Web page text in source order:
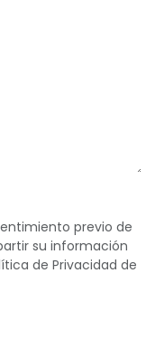
previo de
su información
de Privacidad de